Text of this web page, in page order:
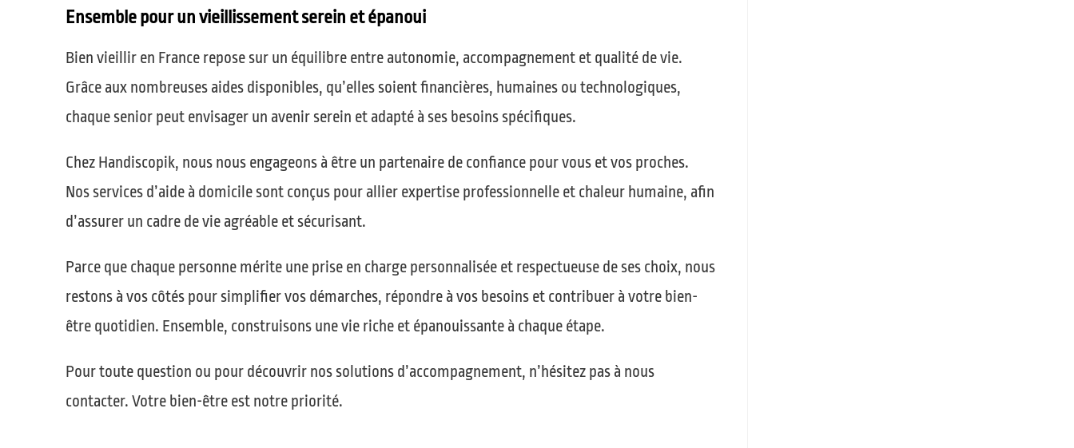
Ensemble pour un vieillissement serein et épanoui
Bien vieillir en France repose sur un équilibre entre autonomie, accompagnement et qualité de vie.
Grâce aux nombreuses aides disponibles, qu’elles soient financières, humaines ou technologiques,
chaque senior peut envisager un avenir serein et adapté à ses besoins spécifiques.
Chez Handiscopik, nous nous engageons à être un partenaire de confiance pour vous et vos proches.
Nos services d’aide à domicile sont conçus pour allier expertise professionnelle et chaleur humaine, afin
d’assurer un cadre de vie agréable et sécurisant.
Parce que chaque personne mérite une prise en charge personnalisée et respectueuse de ses choix, nous
restons à vos côtés pour simplifier vos démarches, répondre à vos besoins et contribuer à votre bien-
être quotidien. Ensemble, construisons une vie riche et épanouissante à chaque étape.
Pour toute question ou pour découvrir nos solutions d’accompagnement, n’hésitez pas à nous
contacter. Votre bien-être est notre priorité.